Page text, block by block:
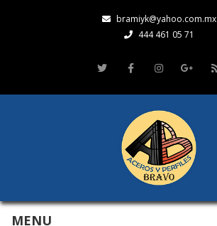
bramiyk@yahoo.com.mx
444 461 05 71
MENU